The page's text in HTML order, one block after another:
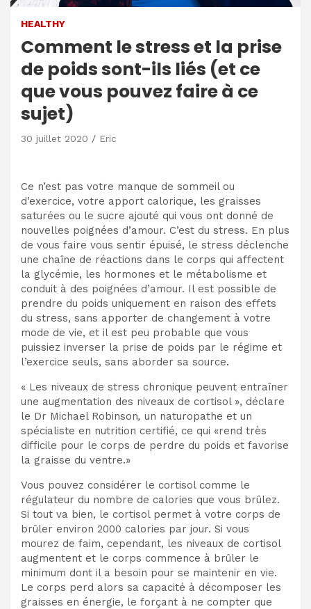
HEALTHY
Comment le stress et la prise
de poids sont-ils liés (et ce
que vous pouvez faire à ce
sujet)
30 juillet 2020 Eric
Ce n’est pas votre manque de sommeil ou
d’exercice, votre apport calorique, les graisses
saturées ou le sucre ajouté qui vous ont donné de
nouvelles poignées d’amour. C’est du stress. En plus
de vous faire vous sentir épuisé, le stress déclenche
une chaîne de réactions dans le corps qui affectent
la glycémie, les hormones et le métabolisme et
conduit à des poignées d’amour. Il est possible de
prendre du poids uniquement en raison des effets
du stress, sans apporter de changement à votre
mode de vie, et il est peu probable que vous
puissiez inverser la prise de poids par le régime et
l’exercice seuls, sans aborder sa source.
« Les niveaux de stress chronique peuvent entraîner
une augmentation des niveaux de cortisol », déclare
le Dr Michael Robinson, un naturopathe et un
spécialiste en nutrition certifié, ce qui «rend très
difficile pour le corps de perdre du poids et favorise
la graisse du ventre.»
Vous pouvez considérer le cortisol comme le
régulateur du nombre de calories que vous brûlez.
Si tout va bien, le cortisol permet à votre corps de
brûler environ 2000 calories par jour. Si vous
mourez de faim, cependant, les niveaux de cortisol
augmentent et le corps commence à brûler le
minimum dont il a besoin pour se maintenir en vie.
Le corps perd alors sa capacité à décomposer les
graisses en énergie, le forçant à ne compter que